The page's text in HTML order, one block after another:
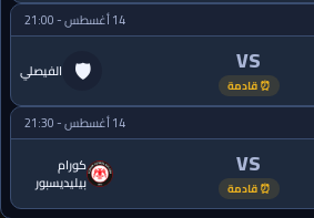
14 أغسطس - 21:00
VS
⏰ قادمة
الفيصلي 🛡
14 أغسطس - 21:30
VS
⏰ قادمة
كورام
بيليديسبور